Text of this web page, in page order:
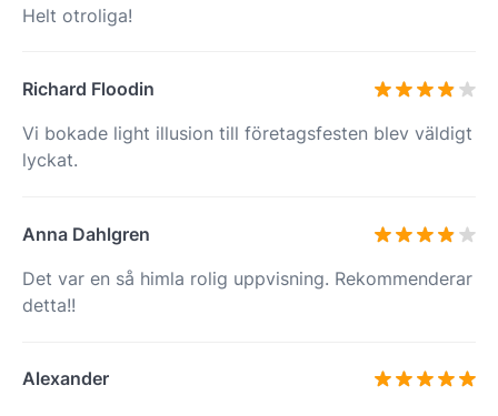
Helt otroliga!
Richard Floodin
Vi bokade light illusion till företagsfesten blev väldigt
lyckat.
Anna Dahlgren
Det var en så himla rolig uppvisning. Rekommenderar
detta!!
Alexander